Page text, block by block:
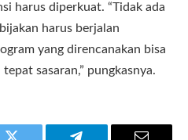
harus diperkuat. “Tidak ada
harus berjalan
yang direncanakan bisa
sasaran,” pungkasnya.